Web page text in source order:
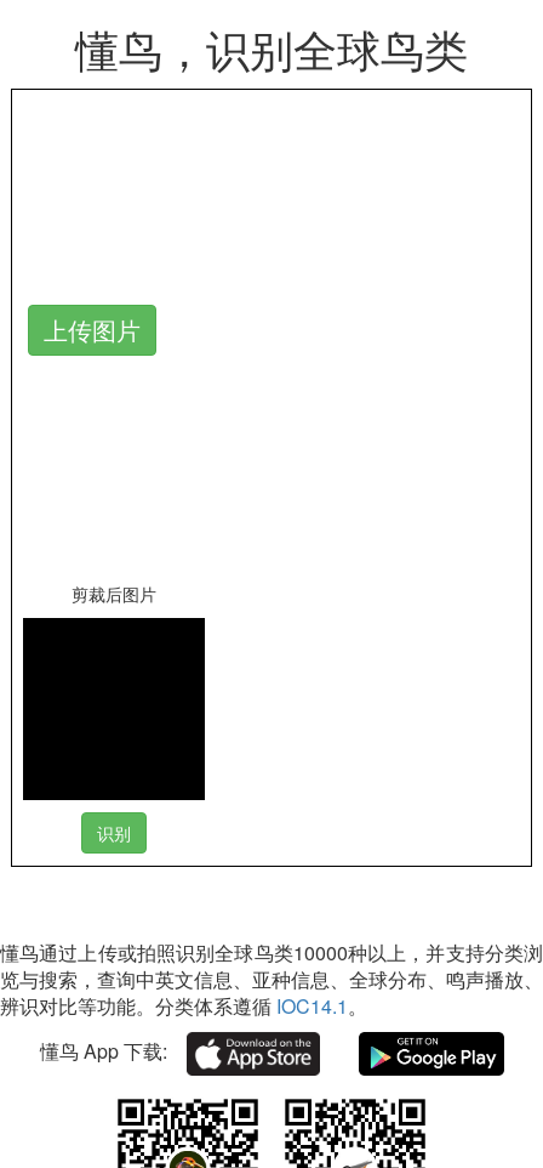
懂鸟，识别全球鸟类
剪裁后图片
懂鸟通过上传或拍照识别全球鸟类10000种以上，并支持分类浏
览与搜索，查询中英文信息、亚种信息、全球分布、鸣声播放、
辨识对比等功能。分类体系遵循 IOC14.1。
懂鸟 App 下载: